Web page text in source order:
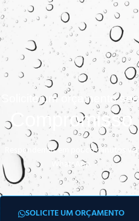
Solicite um orçamento sem
Compromisso
Respondemos em pouco minutos via
WhatsApp.
SOLICITE UM ORÇAMENTO